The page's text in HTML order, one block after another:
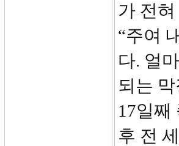
가 전
“주여
다. 얼
되는
17일째
후 전